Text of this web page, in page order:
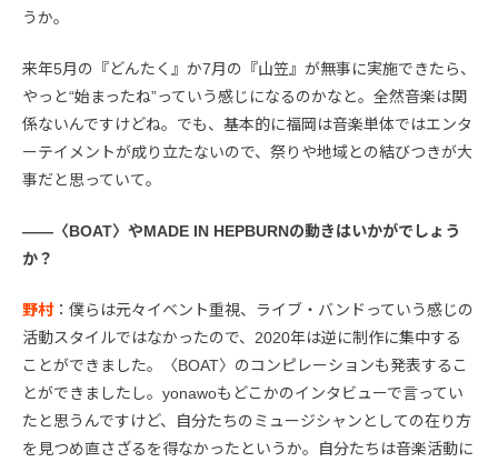
うか。
来年5月の『どんたく』か7月の『山笠』が無事に実施できたら、
やっと“始まったね”っていう感じになるのかなと。全然音楽は関
係ないんですけどね。でも、基本的に福岡は音楽単体ではエンタ
ーテイメントが成り立たないので、祭りや地域との結びつきが大
事だと思っていて。
――〈BOAT〉やMADE IN HEPBURNの動きはいかがでしょう
か？
野村：僕らは元々イベント重視、ライブ・バンドっていう感じの
活動スタイルではなかったので、2020年は逆に制作に集中する
ことができました。〈BOAT〉のコンピレーションも発表するこ
とができましたし。yonawoもどこかのインタビューで言ってい
たと思うんですけど、自分たちのミュージシャンとしての在り方
を見つめ直さざるを得なかったというか。自分たちは音楽活動に